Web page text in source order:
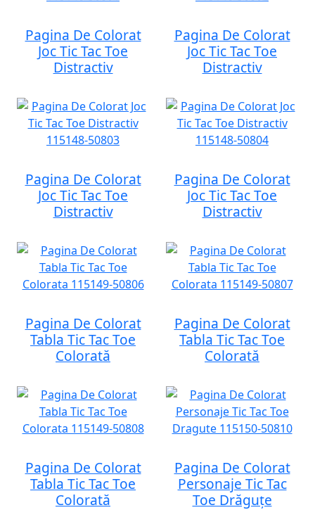
Pagina De Colorat
Joc Tic Tac Toe
Distractiv
Pagina De Colorat
Joc Tic Tac Toe
Distractiv
Pagina De Colorat
Joc Tic Tac Toe
Distractiv
Pagina De Colorat
Joc Tic Tac Toe
Distractiv
Pagina De Colorat
Tabla Tic Tac Toe
Colorată
Pagina De Colorat
Tabla Tic Tac Toe
Colorată
Pagina De Colorat
Tabla Tic Tac Toe
Colorată
Pagina De Colorat
Personaje Tic Tac
Toe Drăguțe